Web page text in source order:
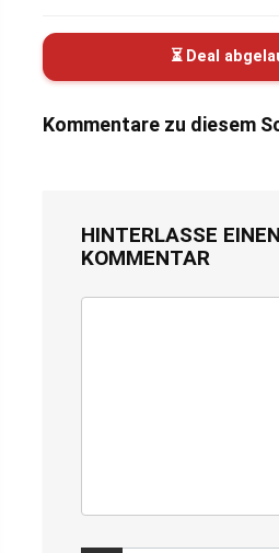
⏳ Deal
Kommentare zu diesem
HINTERLASSE EINEN
KOMMENTAR